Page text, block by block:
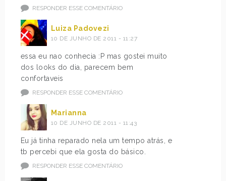
RESPONDER ESSE COMENTÁRIO
Luiza Padovezi
10 DE JUNHO DE 2011 - 11:27
essa eu nao conhecia :P mas gostei muito
dos looks do dia, parecem bem
confortaveis
RESPONDER ESSE COMENTÁRIO
Marianna
10 DE JUNHO DE 2011 - 11:43
Eu já tinha reparado nela um tempo atrás, e
tb percebi que ela gosta do básico.
RESPONDER ESSE COMENTÁRIO